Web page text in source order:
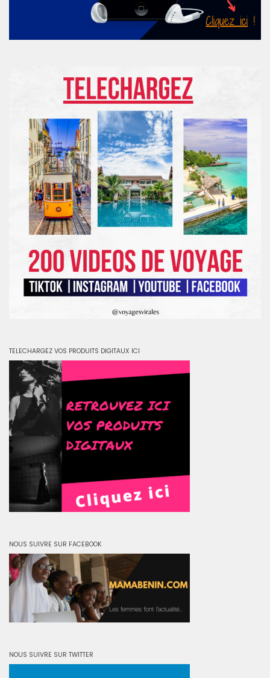
TELECHARGEZ VOS PRODUITS DIGITAUX ICI
NOUS SUIVRE SUR FACEBOOK
NOUS SUIVRE SUR TWITTER